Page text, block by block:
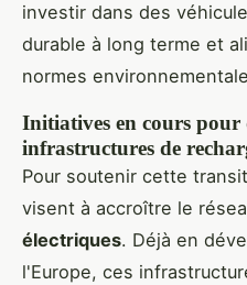
investir dans des
durable à long terme et
normes
Initiatives en cours pour
infrastructures de
Pour soutenir cette
visent à accroître le
électriques. Déjà en
l'Europe, ces